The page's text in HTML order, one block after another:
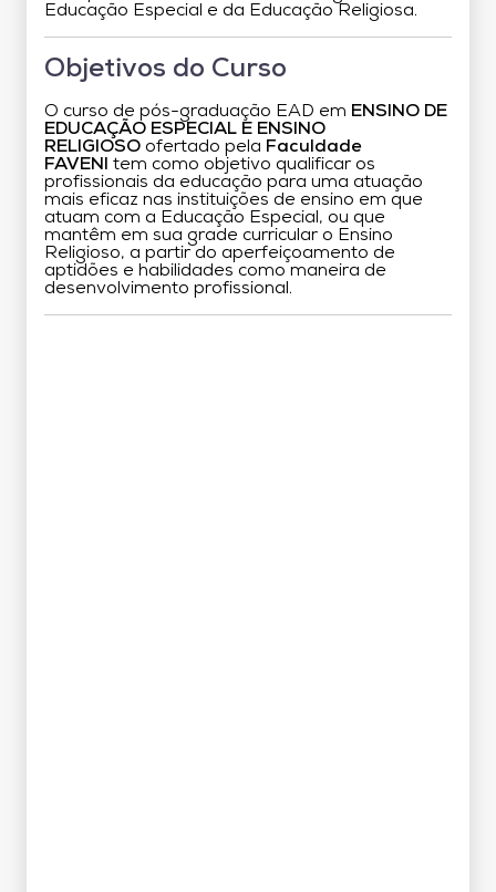
Educação Especial e da Educação Religiosa.
Objetivos do Curso
O curso de pós-graduação EAD em ENSINO DE
EDUCAÇÃO ESPECIAL E ENSINO
RELIGIOSO ofertado pela Faculdade
FAVENI
tem como objetivo qualificar os
profissionais da educação para uma atuação
mais eficaz nas instituições de ensino em que
atuam com a Educação Especial, ou que
mantêm em sua grade curricular o Ensino
Religioso, a partir do aperfeiçoamento de
aptidões e habilidades como maneira de
desenvolvimento profissional.